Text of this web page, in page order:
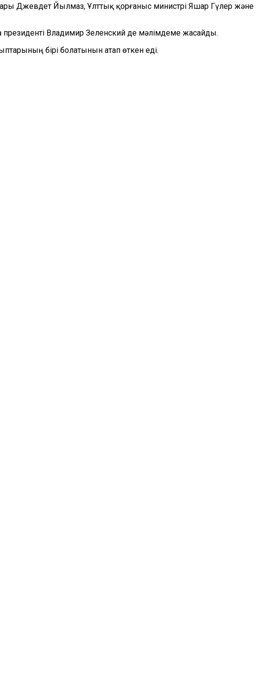
Джевдет Йылмаз, Ұлттық қорғаныс министрі Яшар Гүлер және
Владимир Зеленский де мәлімдеме жасайды.
бірі болатынын атап өткен еді.